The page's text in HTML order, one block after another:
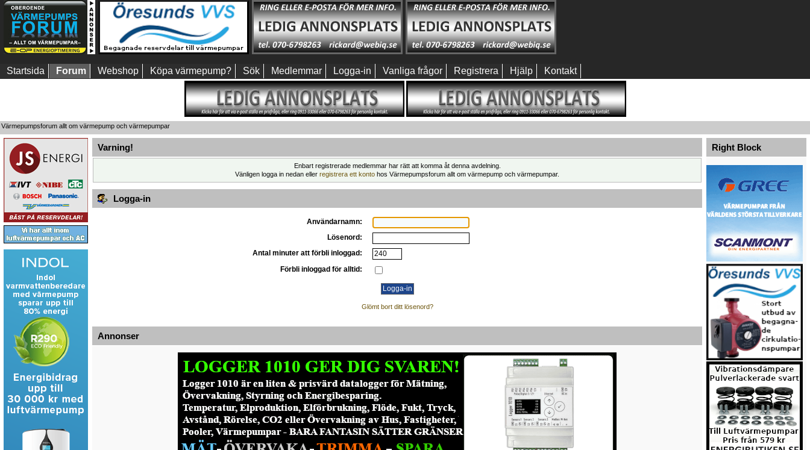
Startsida Forum Webshop Köpa värmepump? Sök Medlemmar Logga-in Vanliga frågor Registrera Hjälp Kontakt
Värmepumpsforum allt om värmepump och värmepumpar
Varning!
Enbart registrerade medlemmar har rätt att komma åt denna avdelning.
Vänligen logga in nedan eller registrera ett konto hos Värmepumpsforum allt om värmepump och värmepumpar.
Logga-in
Användarnamn:
Lösenord:
Antal minuter att förbli inloggad:
Förbli inloggad för alltid:
Glömt bort ditt lösenord?
Annonser
Right Block